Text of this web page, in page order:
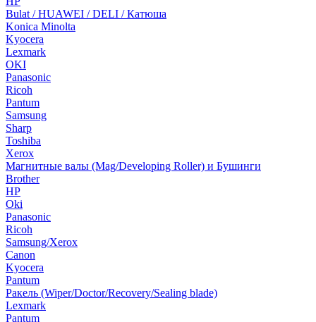
Bulat / HUAWEI / DELI / Катюша
Konica Minolta
Kyocera
Lexmark
OKI
Panasonic
Ricoh
Pantum
Samsung
Sharp
Toshiba
Xerox
Магнитные валы (Mag/Developing Roller) и Бушинги
Brother
HP
Oki
Panasonic
Ricoh
Samsung/Xerox
Canon
Kyocera
Pantum
Ракель (Wiper/Doctor/Recovery/Sealing blade)
Lexmark
Pantum